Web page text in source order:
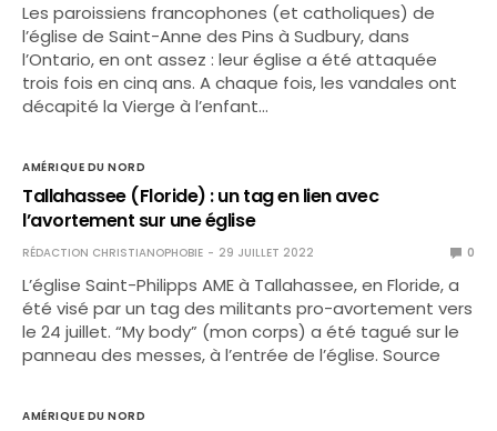
Les paroissiens francophones (et catholiques) de
l’église de Saint-Anne des Pins à Sudbury, dans
l’Ontario, en ont assez : leur église a été attaquée
trois fois en cinq ans. A chaque fois, les vandales ont
décapité la Vierge à l’enfant…
AMÉRIQUE DU NORD
Tallahassee (Floride) : un tag en lien avec
l’avortement sur une église
RÉDACTION CHRISTIANOPHOBIE 29 JUILLET 2022 0
L’église Saint-Philipps AME à Tallahassee, en Floride, a
été visé par un tag des militants pro-avortement vers
le 24 juillet. “My body” (mon corps) a été tagué sur le
panneau des messes, à l’entrée de l’église. Source
AMÉRIQUE DU NORD